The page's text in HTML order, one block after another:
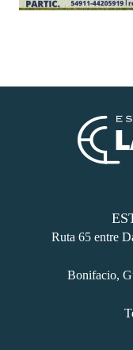
Ruta 65 entre
Bonifacio,